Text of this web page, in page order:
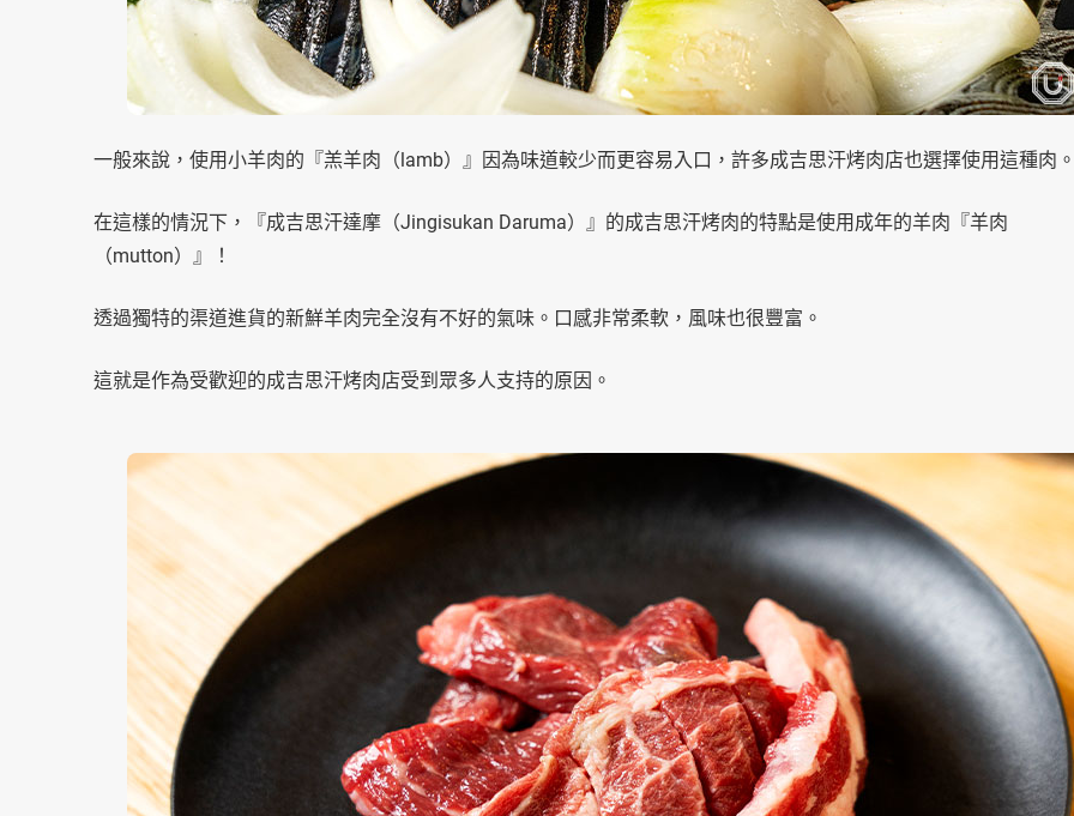
一般來說，使用小羊肉的『羔羊肉（lamb）』因為味道較少而更容易入口，許多成吉思汗烤肉店也選擇使用這種肉
在這樣的情況下，『成吉思汗達摩（Jingisukan Daruma）』的成吉思汗烤肉的特點是使用成年的羊肉『羊肉
（mutton）』！
透過獨特的渠道進貨的新鮮羊肉完全沒有不好的氣味。口感非常柔軟，風味也很豐富。
這就是作為受歡迎的成吉思汗烤肉店受到眾多人支持的原因。